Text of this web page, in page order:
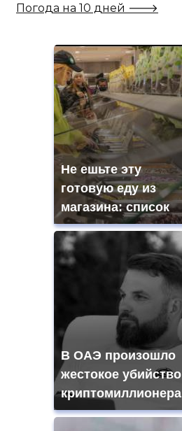
Погода на 10 дней 🡒
Не ешьте эту
готовую еду из
магазина: список
В ОАЭ произошло
жестокое убийство
криптомиллионера